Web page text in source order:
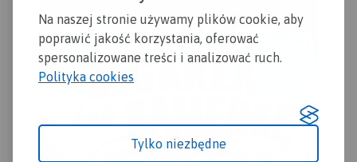
Na naszej stronie używamy plików cookie, aby
poprawić jakość korzystania, oferować
spersonalizowane treści i analizować ruch.
Polityka cookies
Tylko niezbędne
turyście i podano przebiegi
szlaków pieszych i
rowerowych. Wyróżniono
miejscowości godne
aktywnych.